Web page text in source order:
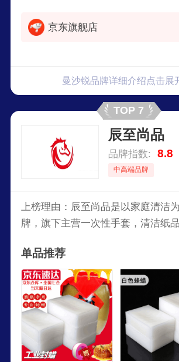
京东旗舰店
曼沙锐品牌详细介绍点击展
TOP 7
辰至尚品
品牌指数: 8.8
中高端品牌
上榜理由：辰至尚品是以家庭清洁
牌，旗下主营一次性手套，清洁纸品
单品推荐